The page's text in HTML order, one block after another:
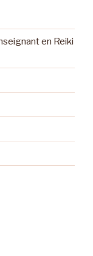
en Reiki